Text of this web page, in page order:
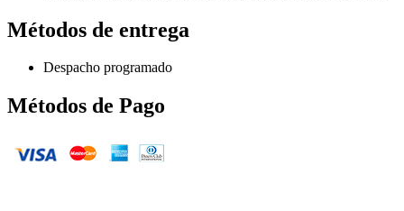
Métodos de entrega
Despacho programado
Métodos de Pago